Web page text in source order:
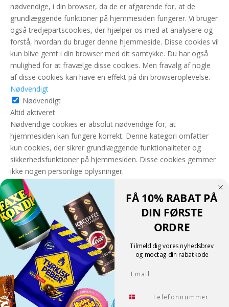
nødvendige, i din browser, da de er afgørende for, at de
grundlæggende funktioner på hjemmesiden fungerer. Vi bruger
også tredjepartscookies, der hjælper os med at analysere og
forstå, hvordan du bruger denne hjemmeside. Disse cookies vil
kun blive gemt i din browser med dit samtykke. Du har også
mulighed for at fravælge disse cookies. Men fravalg af nogle
af disse cookies kan have en effekt på din browseroplevelse.
Nødvendigt
Nødvendigt
Altid aktiveret
Nødvendige cookies er absolut nødvendige for, at
hjemmesiden kan fungere korrekt. Denne kategori omfatter
kun cookies, der sikrer grundlæggende funktionaliteter og
sikkerhedsfunktioner på hjemmesiden. Disse cookies gemmer
ikke nogen personlige oplysninger.
GEM & ACCEPTÈR
Translate »
Powered by
Translate
Shopping cart0
Der er ingen produkter i kurven!
Fortsæt med at handle
FÅ 10% RABAT PÅ
DIN FØRSTE
ORDRE
Tilmeld dig vores nyhedsbrev
og modtag din rabatkode
Email
Tlf.